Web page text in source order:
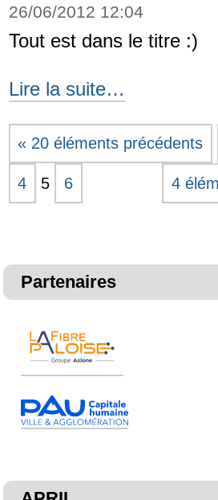
26/06/2012 12:04
Tout est dans le titre :)
Python
connaissez
-
Lire la suite…
« 20 éléments précédents
4
4 5 6
Partenaires